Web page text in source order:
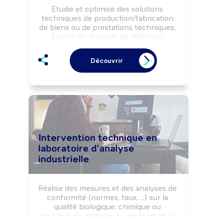
Etudie et optimise des solutions
techniques de production/fabrication
de biens ou de prestations techniques,
à partir de dossiers de définition
Les formalise sous forme de
documents techniques selon les
normes réglementaires et les
Détermine, et fait évoluer des
opérations techniques, des pratiques et
des procédés de réalisation (process et
produits).
Découvrir
Intervention technique en
laboratoire d'analyse
industrielle
Réalise des mesures et des analyses de
conformité (normes, taux, ...) sur la
qualité biologique, chimique ou